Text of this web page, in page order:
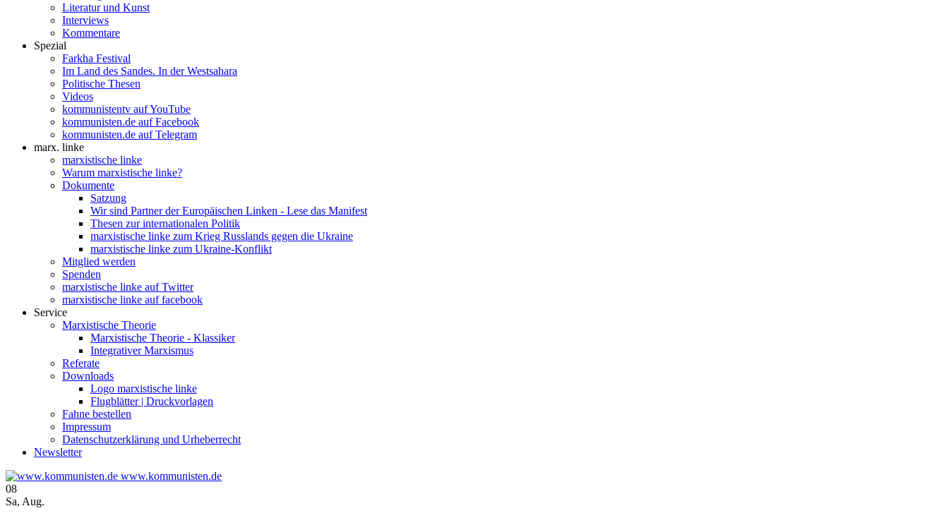
Literatur und Kunst
Interviews
Kommentare
Spezial
Farkha Festival
Im Land des Sandes. In der Westsahara
Politische Thesen
Videos
kommunistentv auf YouTube
kommunisten.de auf Facebook
kommunisten.de auf Telegram
marx. linke
marxistische linke
Warum marxistische linke?
Dokumente
Satzung
Wir sind Partner der Europäischen Linken - Lese das Manifest
Thesen zur internationalen Politik
marxistische linke zum Krieg Russlands gegen die Ukraine
marxistische linke zum Ukraine-Konflikt
Mitglied werden
Spenden
marxistische linke auf Twitter
marxistische linke auf facebook
Service
Marxistische Theorie
Marxistische Theorie - Klassiker
Integrativer Marxismus
Referate
Downloads
Logo marxistische linke
Flugblätter | Druckvorlagen
Fahne bestellen
Impressum
Datenschutzerklärung und Urheberrecht
Newsletter
www.kommunisten.de
08
Sa, Aug.